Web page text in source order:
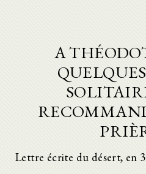
A
Lettre écrite du désert, en